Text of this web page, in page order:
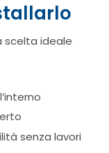
scelta ideale
senza lavori